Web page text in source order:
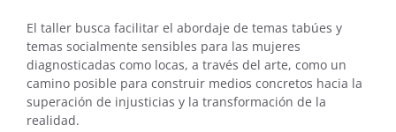
El taller busca facilitar el abordaje de temas tabúes y
temas socialmente sensibles para las mujeres
diagnosticadas como locas, a través del arte, como un
camino posible para construir medios concretos hacia la
superación de injusticias y la transformación de la
realidad.